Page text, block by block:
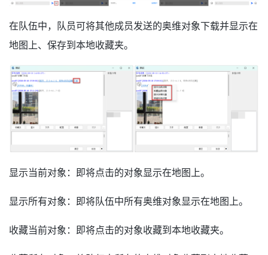
在队伍中，队员可将其他成员发送的奥维对象下载并显示在
地图上、保存到本地收藏夹。
显示当前对象：即将点击的对象显示在地图上。
显示所有对象：即将队伍中所有奥维对象显示在地图上。
收藏当前对象：即将点击的对象收藏到本地收藏夹。